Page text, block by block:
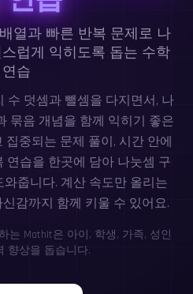
열과 빠른 반복 문제로 나
럽게 익히도록 돕는 수학
연습
수 덧셈과 뺄셈을 다지면서, 나
묶음 개념을 함께 익히기 좋은
집중되는 문제 풀이, 시간 안에
연습을 한곳에 담아 나눗셈 구
줍니다. 계산 속도만 올리는
감까지 함께 키울 수 있어요.
는 MathIt은 아이, 학생, 가족, 성인
향상을 돕습니다.